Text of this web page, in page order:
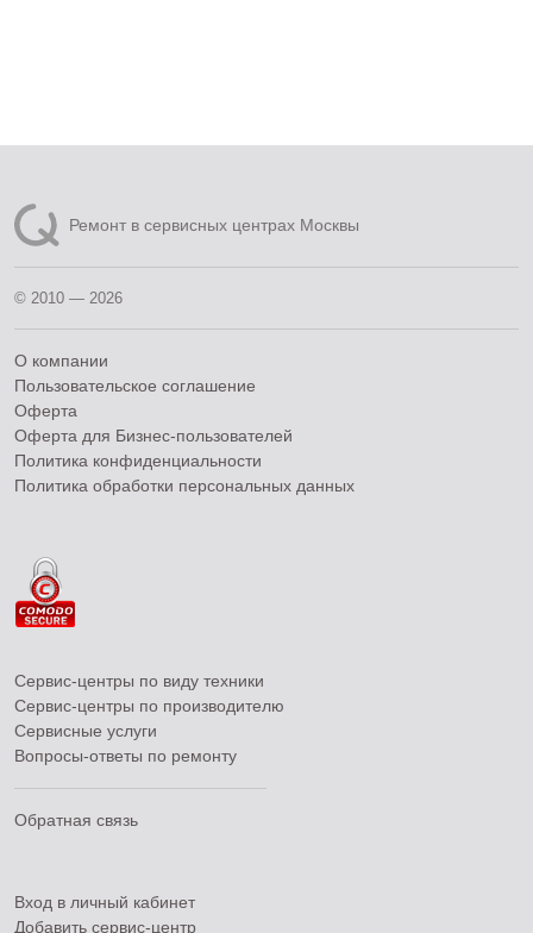
Ремонт в сервисных центрах Москвы
© 2010 — 2026
О компании
Пользовательское соглашение
Оферта
Оферта для Бизнес-пользователей
Политика конфиденциальности
Политика обработки персональных данных
Сервис-центры по виду техники
Сервис-центры по производителю
Сервисные услуги
Вопросы-ответы по ремонту
Обратная связь
Вход в личный кабинет
Добавить сервис-центр